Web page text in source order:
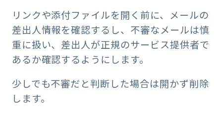
リンクや添付ファイルを開く前に、メールの
差出人情報を確認するし、不審なメールは慎
重に扱い、差出人が正規のサービス提供者で
あるか確認するようにします。
少しでも不審だと判断した場合は開かず削除
します。